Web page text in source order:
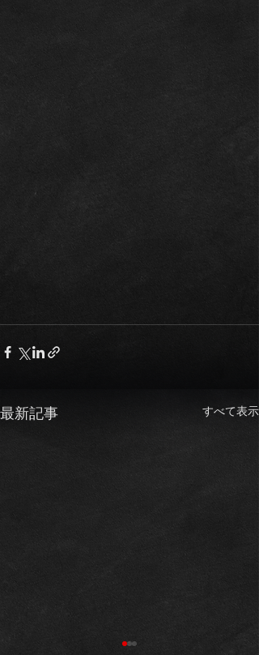
最新記事 すべて表示